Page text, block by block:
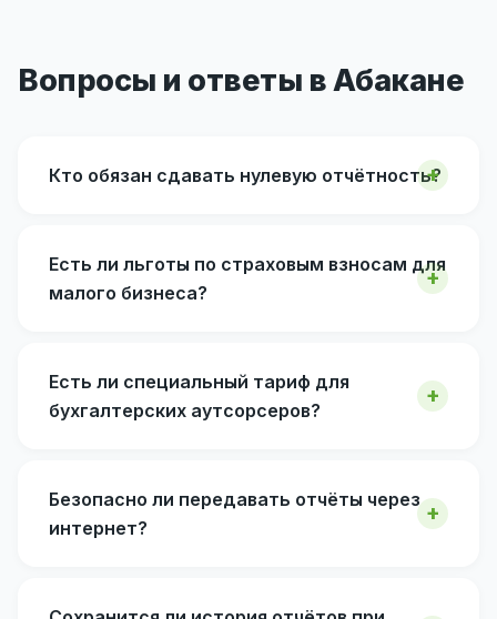
Вопросы и ответы в Абакане
Кто обязан сдавать нулевую отчётность?
Есть ли льготы по страховым взносам для
малого бизнеса?
Есть ли специальный тариф для
бухгалтерских аутсорсеров?
Безопасно ли передавать отчёты через
интернет?